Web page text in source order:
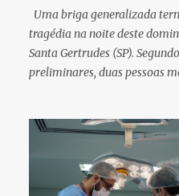
comunicação oficial da
financeira. Na sequência,
por telefone e encaminhou
orientando a vítima a acessá-
procedimento, a conta
bloqueada por algumas
conseguir acessar o
novamente contato com o
Uma briga generalizada
tragédia na noite deste
Santa Gertrudes (SP).
preliminares, duas pessoas
adega. O caso aconteceu por
20h40, na região da Avenida
acordo com as primeiras
confusão teria começado